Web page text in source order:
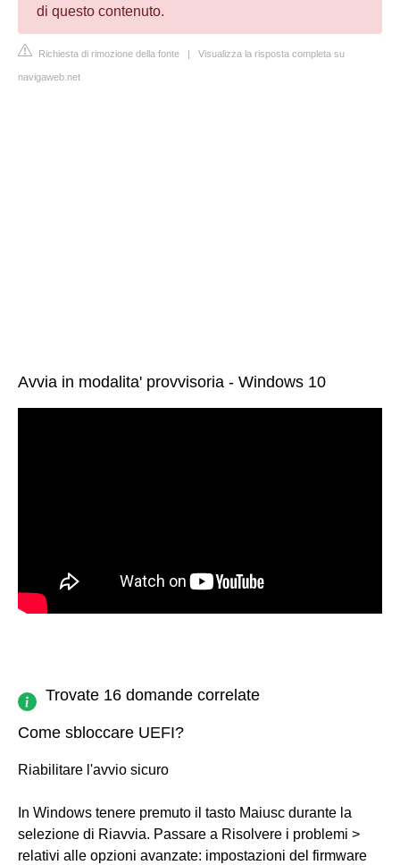
di questo contenuto.
Richiesta di rimozione della fonte | Visualizza la risposta completa su
navigaweb.net
Avvia in modalita' provvisoria - Windows 10
Trovate 16 domande correlate
Come sbloccare UEFI?
Riabilitare l'avvio sicuro
In Windows tenere premuto il tasto Maiusc durante la
selezione di Riavvia. Passare a Risolvere i problemi >
relativi alle opzioni avanzate: impostazioni del firmware